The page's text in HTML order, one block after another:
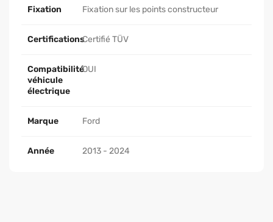
Fixation Fixation sur les points constructeur
CertificationsCertifié TÜV
Compatibilité
véhicule
électrique
OUI
Marque Ford
Année 2013 - 2024